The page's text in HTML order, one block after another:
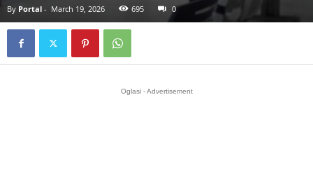
By Portal - March 19, 2026 695 0
Oglasi - Advertisement